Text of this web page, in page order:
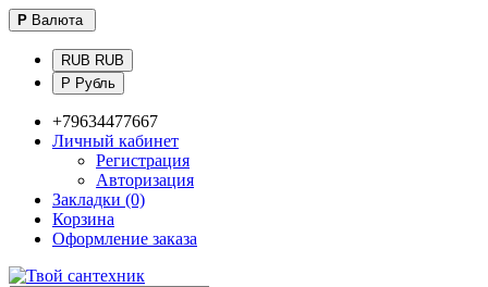
Р Валюта
RUB RUB
Р Рубль
+79634477667
Личный кабинет
Регистрация
Авторизация
Закладки (0)
Корзина
Оформление заказа